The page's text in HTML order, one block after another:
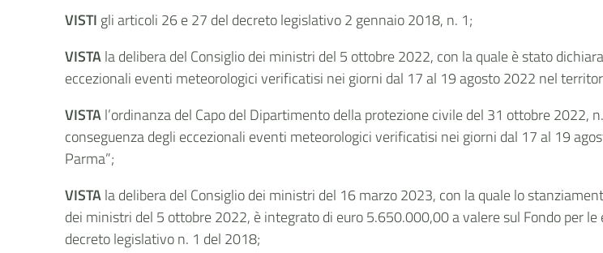
VISTI gli articoli 26 e 27 del decreto legislativo 2 gennaio 2018, n. 1;
VISTAla delibera del Consiglio dei ministri del 5 ottobre 2022, con la quale è stato
eccezionali eventi meteorologici verificatisi nei giorni dal 17 al 19 agosto 2022 nel
VISTAl’ordinanza del Capo del Dipartimento della protezione civile del 31 ottobre
conseguenza degli eccezionali eventi meteorologici verificatisi nei giorni dal 17 al 19
Parma”;
VISTAla delibera del Consiglio dei ministri del 16 marzo 2023, con la quale lo
dei ministri del 5 ottobre 2022, è integrato di euro 5.650.000,00 a valere sul Fondo per
decreto legislativo n. 1 del 2018;